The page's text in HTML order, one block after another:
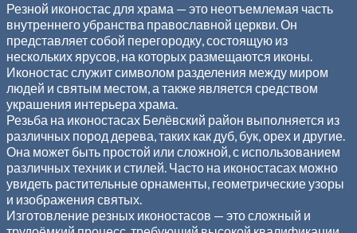
Резной иконостас для храма — это неотъемлемая часть
внутреннего убранства православной церкви. Он
представляет собой перегородку, состоящую из
нескольких ярусов, на которых размещаются иконы.
Иконостас служит символом разделения между миром
людей и святым местом, а также является средством
украшения интерьера храма.
Резьба на иконостасах Белёвский район выполняется из
различных пород дерева, таких как дуб, бук, орех и другие.
Она может быть простой или сложной, с использованием
различных техник и стилей. Часто на иконостасах можно
увидеть растительные орнаменты, геометрические узоры
и изображения святых.
Изготовление резных иконостасов — это сложный и